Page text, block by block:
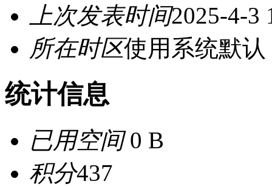
上次发表时间2025-4-3
所在时区使用系统默认
统计信息
已用空间0 B
积分437